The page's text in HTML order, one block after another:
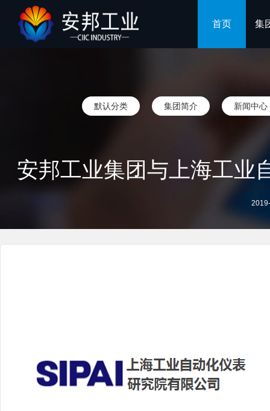
首页 集
默认分类 集团简介 新闻中心
安邦工业集团与上海工业